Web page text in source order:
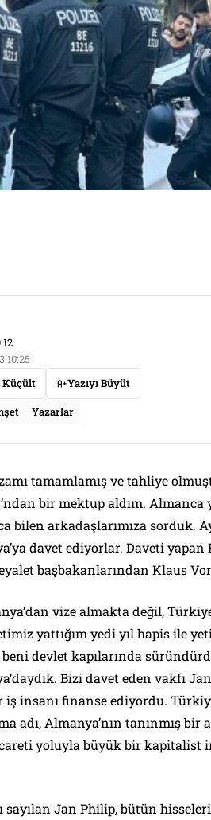
10:25
Küçült
Yazıyı Büyüt
Yazarlar
tamamlamış ve tahliye
bir mektup aldım. Almanca
bilen arkadaşlarımıza sorduk.
davet ediyorlar. Daveti yapan
başbakanlarından Klaus
vize almakta değil,
yattığım yedi yıl hapis ile
devlet kapılarında
Bizi davet eden vakfı
iş insanı finanse ediyordu.
adı, Almanya’nın tanınmış bir
yoluyla büyük bir kapitalist
Jan Philip, bütün hisseleri